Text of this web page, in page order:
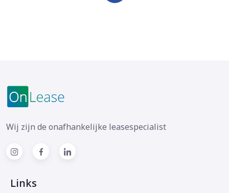
Wij zijn de onafhankelijke leasespecialist
Links